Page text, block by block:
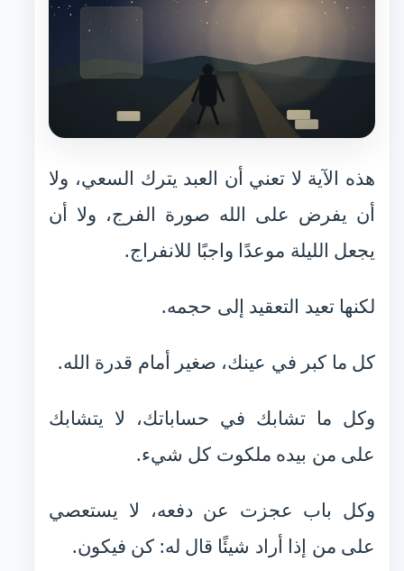
هذه الآية لا تعني أن العبد يترك السعي، ولا
أن يفرض على الله صورة الفرج، ولا أن
يجعل الليلة موعدًا واجبًا للانفراج.
لكنها تعيد التعقيد إلى حجمه.
كل ما كبر في عينك، صغير أمام قدرة الله.
وكل ما تشابك في حساباتك، لا يتشابك
على من بيده ملكوت كل شيء.
وكل باب عجزت عن دفعه، لا يستعصي
على من إذا أراد شيئًا قال له: كن فيكون.